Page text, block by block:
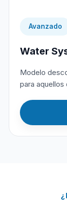
Avanzado
Water
Modelo
para aquellos